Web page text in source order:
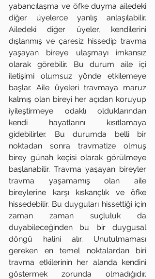
yabancılaşma ve öfke duyma ailedeki
diğer üyelerce yanlış anlaşılabilir.
Ailedeki diğer üyeler, kendilerini
dışlanmış ve çaresiz hissedip travma
yaşayan bireye ulaşmayı imkansız
olarak görebilir. Bu durum aile içi
iletişimi olumsuz yönde etkilemeye
başlar. Aile üyeleri travmaya maruz
kalmış olan bireyi her açıdan koruyup
iyileştirmeye odaklı olduklarından
kendi hayatlarını kısıtlamaya
gidebilirler. Bu durumda belli bir
noktadan sonra travmatize olmuş
birey günah keçisi olarak görülmeye
başlanabilir. Travma yaşayan bireyler
travma yaşamamış olan aile
bireylerine karşı kıskançlık ve öfke
hissedebilir. Bu duyguları hissettiği için
zaman zaman suçluluk da
duyabileceğinden bu bir duygusal
döngü halini alır. Unutulmaması
gereken en temel noktalardan biri
travma etkilerinin her alanda kendini
göstermek zorunda olmadığıdır.